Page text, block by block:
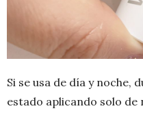
Si se usa de día y noche,
estado aplicando solo de